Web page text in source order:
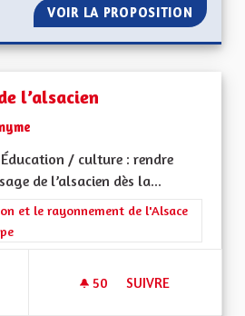
VOIR LA PROPOSITION
l’alsacien
/ culture : rendre
de l’alsacien dès la...
la catégorie : La Culture, l'Education et
et le rayonnement de l'Alsace
50 50 ABONNÉS
SUIVRE